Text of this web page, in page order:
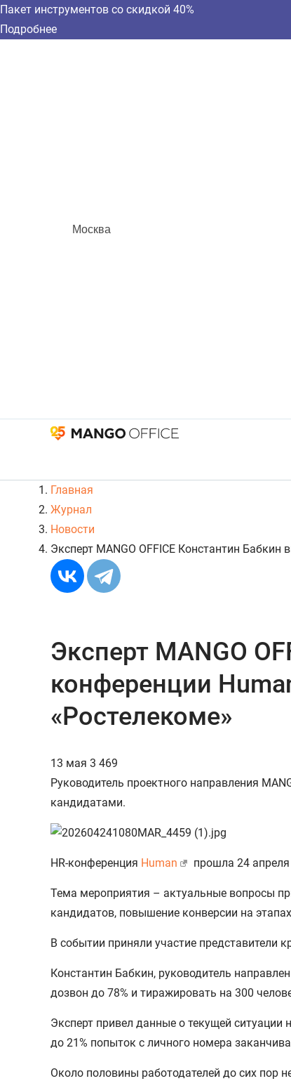
Пакет инструментов со скидкой 40%
Подробнее
Москва
Главная
Журнал
Новости
Эксперт MANGO OFFICE Константин
Эксперт MANGO
конференции
«Ростелекоме»
13 мая 3 469
Руководитель проектного направления
кандидатами.
HR-конференция Human прошла 24
Тема мероприятия – актуальные вопросы
кандидатов, повышение конверсии на
В событии приняли участие представители
Константин Бабкин, руководитель
дозвон до 78% и тиражировать на 300
Эксперт привел данные о текущей
до 21% попыток с личного номера
Около половины работодателей до сих пор